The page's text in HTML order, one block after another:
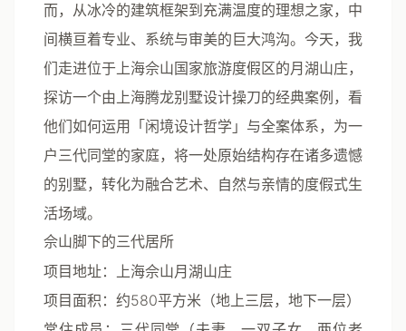
而，从冰冷的建筑框架到充满温度的理想之家，中
间横亘着专业、系统与审美的巨大鸿沟。今天，我
们走进位于上海佘山国家旅游度假区的月湖山庄，
探访一个由上海腾龙别墅设计操刀的经典案例，看
他们如何运用「闲境设计哲学」与全案体系，为一
户三代同堂的家庭，将一处原始结构存在诸多遗憾
的别墅，转化为融合艺术、自然与亲情的度假式生
活场域。
佘山脚下的三代居所
项目地址：上海佘山月湖山庄
项目面积 ：约580平方米（地上三层，地下一层）